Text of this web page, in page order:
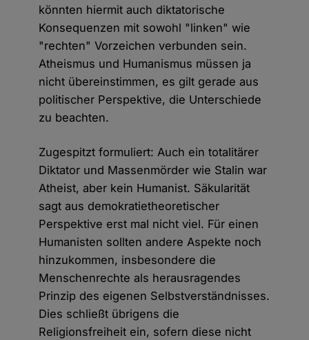
könnten hiermit auch diktatorische
Konsequenzen mit sowohl "linken" wie
"rechten" Vorzeichen verbunden sein.
Atheismus und Humanismus müssen ja
nicht übereinstimmen, es gilt gerade aus
politischer Perspektive, die Unterschiede
zu beachten.
Zugespitzt formuliert: Auch ein totalitärer
Diktator und Massenmörder wie Stalin war
Atheist, aber kein Humanist. Säkularität
sagt aus demokratietheoretischer
Perspektive erst mal nicht viel. Für einen
Humanisten sollten andere Aspekte noch
hinzukommen, insbesondere die
Menschenrechte als herausragendes
Prinzip des eigenen Selbstverständnisses.
Dies schließt übrigens die
Religionsfreiheit ein, sofern diese nicht